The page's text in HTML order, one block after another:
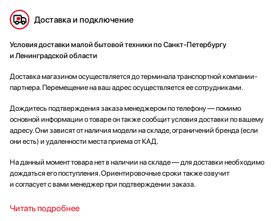
Доставка и подключение
Условия доставки малой бытовой техники по Санкт-Петербургу
и Ленинградской области
Доставка магазином осуществляется до терминала транспортной компании-
партнера. Перемещение на ваш адрес осуществляется ее сотрудниками.
Дождитесь подтверждения заказа менеджером по телефону — помимо
основной информации о товаре он также сообщит условия доставки по вашему
адресу. Они зависят от наличия модели на складе, ограничений бренда (если
они есть) и удаленности места приема от КАД.
На данный момент товара нет в наличии на складе — для доставки необходимо
дождаться его поступления. Ориентировочные сроки также озвучит
и согласует с вами менеджер при подтверждении заказа.
Читать подробнее